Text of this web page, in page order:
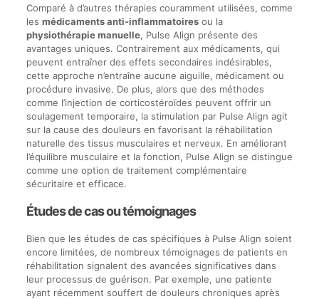
Comparé à d’autres thérapies couramment utilisées, comme
les médicaments anti-inflammatoiresou la
physiothérapie manuelle, Pulse Align présente des
avantages uniques. Contrairement aux médicaments, qui
peuvent entraîner des effets secondaires indésirables,
cette approche n’entraîne aucune aiguille, médicament ou
procédure invasive. De plus, alors que des méthodes
comme l’injection de corticostéroïdes peuvent offrir un
soulagement temporaire, la stimulation par Pulse Align agit
sur la cause des douleurs en favorisant la réhabilitation
naturelle des tissus musculaires et nerveux. En améliorant
l’équilibre musculaire et la fonction, Pulse Align se distingue
comme une option de traitement complémentaire
sécuritaire et efficace.
Études de cas ou témoignages
Bien que les études de cas spécifiques à Pulse Align soient
encore limitées, de nombreux témoignages de patients en
réhabilitation signalent des avancées significatives dans
leur processus de guérison. Par exemple, une patiente
ayant récemment souffert de douleurs chroniques après